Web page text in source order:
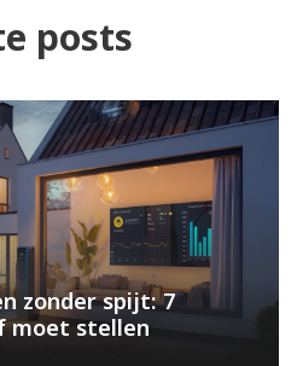
posts
zonder spijt: 7
moet stellen